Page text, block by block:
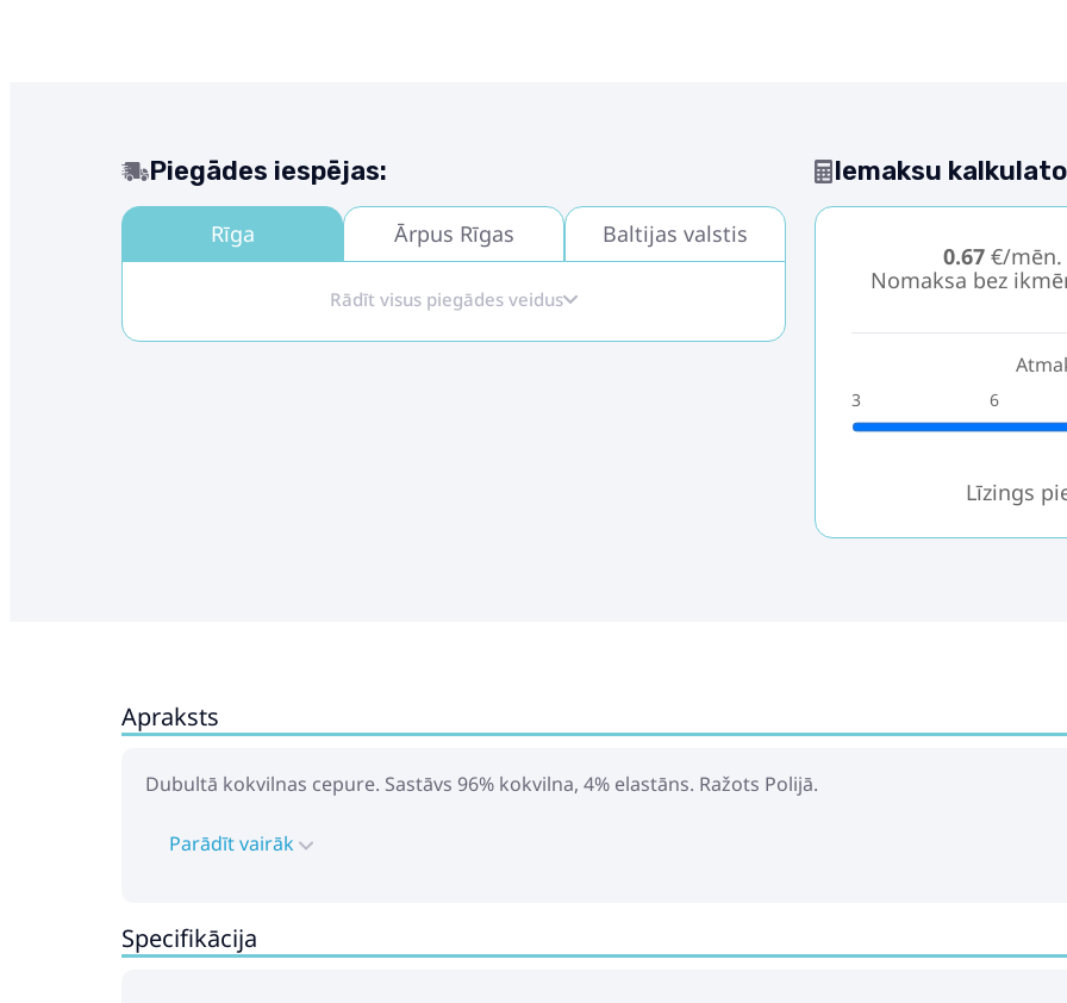
Piegādes iespējas:
Rīga Ārpus Rīgas Baltijas valstis
Rādīt visus piegādes veidus
Iemaksu
0.67€/mēn.
Nomaksa bez
3 6
Līzings
Apraksts
Dubultā kokvilnas cepure. Sastāvs 96% kokvilna, 4% elastāns. Ražots Polijā.
Parādīt vairāk
Specifikācija